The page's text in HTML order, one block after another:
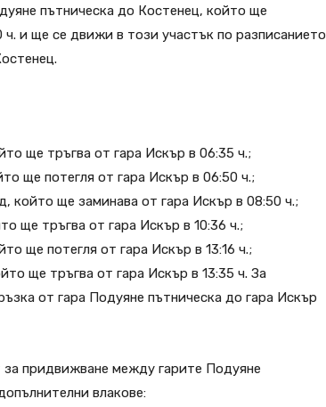
пътническа до Костенец, който ще
и ще се движи в този участък по разписанието
ще тръгва от гара Искър в 06:35 ч.;
ще потегля от гара Искър в 06:50 ч.;
който ще заминава от гара Искър в 08:50 ч.;
ще тръгва от гара Искър в 10:36 ч.;
ще потегля от гара Искър в 13:16 ч.;
ще тръгва от гара Искър в 13:35 ч. За
от гара Подуяне пътническа до гара Искър
придвижване между гарите Подуяне
влакове: